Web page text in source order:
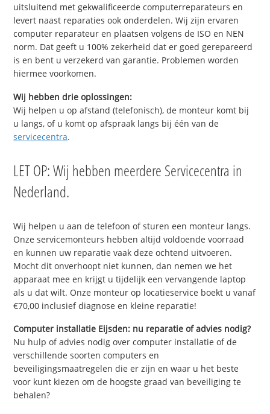
uitsluitend met gekwalificeerde computerreparateurs en
levert naast reparaties ook onderdelen. Wij zijn ervaren
computer reparateur en plaatsen volgens de ISO en NEN
norm. Dat geeft u 100% zekerheid dat er goed gerepareerd
is en bent u verzekerd van garantie. Problemen worden
hiermee voorkomen.
Wij hebben drie oplossingen:
Wij helpen u op afstand (telefonisch), de monteur komt bij
u langs, of u komt op afspraak langs bij één van de
servicecentra.
LET OP: Wij hebben meerdere Servicecentra in
Nederland.
Wij helpen u aan de telefoon of sturen een monteur langs.
Onze servicemonteurs hebben altijd voldoende voorraad
en kunnen uw reparatie vaak deze ochtend uitvoeren.
Mocht dit onverhoopt niet kunnen, dan nemen we het
apparaat mee en krijgt u tijdelijk een vervangende laptop
als u dat wilt. Onze monteur op locatieservice boekt u vanaf
€70,00 inclusief diagnose en kleine reparatie!
Computer installatie Eijsden: nu reparatie of advies nodig?
Nu hulp of advies nodig over computer installatie of de
verschillende soorten computers en
beveiligingsmaatregelen die er zijn en waar u het beste
voor kunt kiezen om de hoogste graad van beveiliging te
behalen?